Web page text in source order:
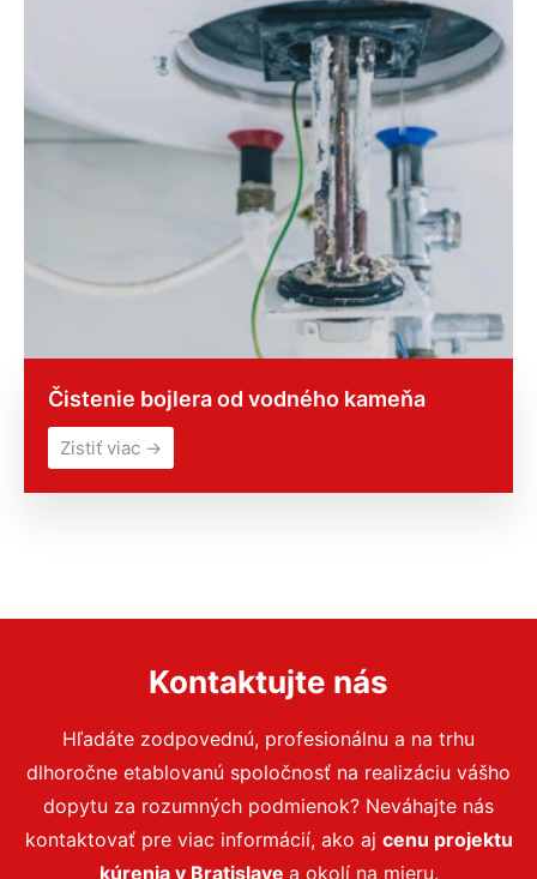
Čistenie bojlera od vodného kameňa
Zistiť viac →
Kontaktujte nás
Hľadáte zodpovednú, profesionálnu a na trhu
dlhoročne etablovanú spoločnosť na realizáciu vášho
dopytu za rozumných podmienok? Neváhajte nás
kontaktovať pre viac informácií, ako aj cenu projektu
kúrenia v Bratislave a okolí na mieru.